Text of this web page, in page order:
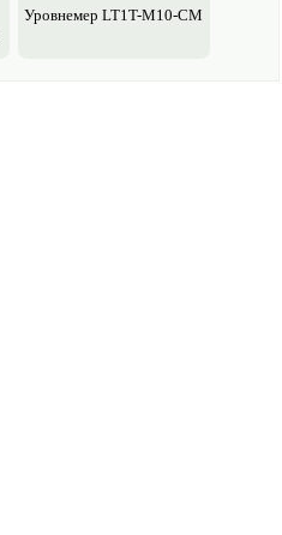
Уровнемер LT1T-M10-CM